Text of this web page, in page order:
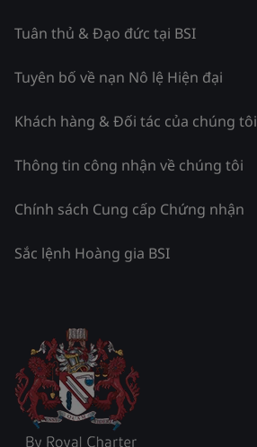
Tuân thủ & Đạo đức tại BSI
Tuyên bố về nạn Nô lệ Hiện đại
Khách hàng & Đối tác của chúng tôi
Thông tin công nhận về chúng tôi
Chính sách Cung cấp Chứng nhận
Sắc lệnh Hoàng gia BSI